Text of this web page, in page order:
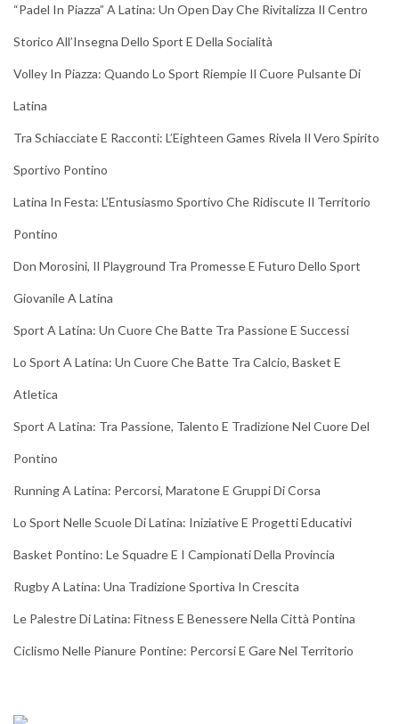
“Padel In Piazza” A Latina: Un Open Day Che Rivitalizza Il Centro
Storico All’Insegna Dello Sport E Della Socialità
Volley In Piazza: Quando Lo Sport Riempie Il Cuore Pulsante Di
Latina
Tra Schiacciate E Racconti: L’Eighteen Games Rivela Il Vero Spirito
Sportivo Pontino
Latina In Festa: L’Entusiasmo Sportivo Che Ridiscute Il Territorio
Pontino
Don Morosini, Il Playground Tra Promesse E Futuro Dello Sport
Giovanile A Latina
Sport A Latina: Un Cuore Che Batte Tra Passione E Successi
Lo Sport A Latina: Un Cuore Che Batte Tra Calcio, Basket E
Atletica
Sport A Latina: Tra Passione, Talento E Tradizione Nel Cuore Del
Pontino
Running A Latina: Percorsi, Maratone E Gruppi Di Corsa
Lo Sport Nelle Scuole Di Latina: Iniziative E Progetti Educativi
Basket Pontino: Le Squadre E I Campionati Della Provincia
Rugby A Latina: Una Tradizione Sportiva In Crescita
Le Palestre Di Latina: Fitness E Benessere Nella Città Pontina
Ciclismo Nelle Pianure Pontine: Percorsi E Gare Nel Territorio